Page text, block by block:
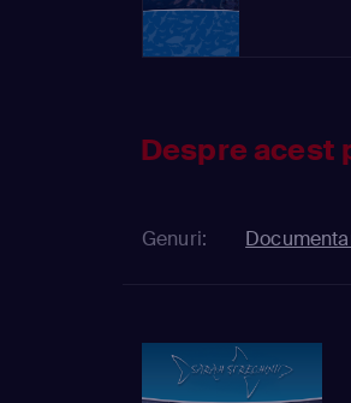
Despre acest
Genuri: